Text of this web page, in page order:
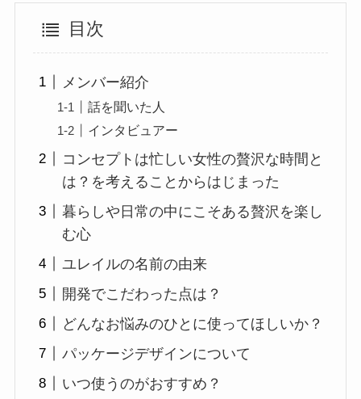
目次
メンバー紹介
話を聞いた人
インタビュアー
コンセプトは忙しい女性の贅沢な時間と
は？を考えることからはじまった
暮らしや日常の中にこそある贅沢を楽し
む心
ユレイルの名前の由来
開発でこだわった点は？
どんなお悩みのひとに使ってほしいか？
パッケージデザインについて
いつ使うのがおすすめ？